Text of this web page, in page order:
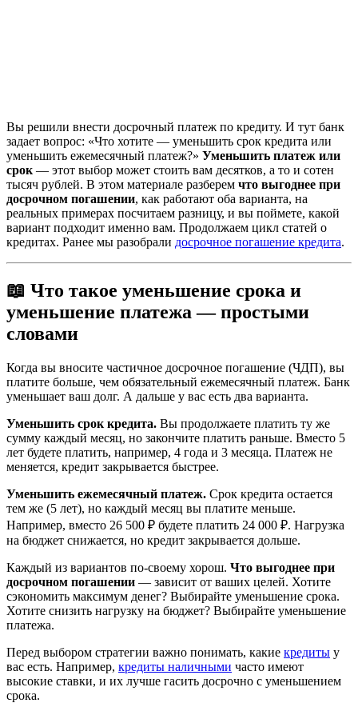
Вы решили внести досрочный платеж по кредиту. И тут банк
задает вопрос: «Что хотите — уменьшить срок кредита или
уменьшить ежемесячный платеж?» Уменьшить платеж или
срок — этот выбор может стоить вам десятков, а то и сотен
тысяч рублей. В этом материале разберем что выгоднее при
досрочном погашении, как работают оба варианта, на
реальных примерах посчитаем разницу, и вы поймете, какой
вариант подходит именно вам. Продолжаем цикл статей о
кредитах. Ранее мы разобрали досрочное погашение кредита.
📖 Что такое уменьшение срока и
уменьшение платежа — простыми
словами
Когда вы вносите частичное досрочное погашение (ЧДП), вы
платите больше, чем обязательный ежемесячный платеж. Банк
уменьшает ваш долг. А дальше у вас есть два варианта.
Уменьшить срок кредита. Вы продолжаете платить ту же
сумму каждый месяц, но закончите платить раньше. Вместо 5
лет будете платить, например, 4 года и 3 месяца. Платеж не
меняется, кредит закрывается быстрее.
Уменьшить ежемесячный платеж. Срок кредита остается
тем же (5 лет), но каждый месяц вы платите меньше.
Например, вместо 26 500 ₽ будете платить 24 000 ₽. Нагрузка
на бюджет снижается, но кредит закрывается дольше.
Каждый из вариантов по-своему хорош. Что выгоднее при
досрочном погашении — зависит от ваших целей. Хотите
сэкономить максимум денег? Выбирайте уменьшение срока.
Хотите снизить нагрузку на бюджет? Выбирайте уменьшение
платежа.
Перед выбором стратегии важно понимать, какие кредиты у
вас есть. Например, кредиты наличными часто имеют
высокие ставки, и их лучше гасить досрочно с уменьшением
срока.